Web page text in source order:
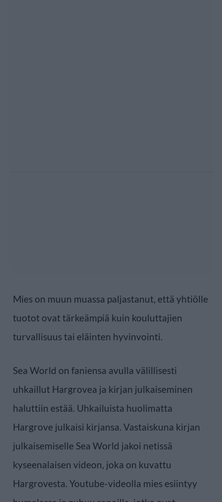
Mies on muun muassa paljastanut, että yhtiölle
tuotot ovat tärkeämpiä kuin kouluttajien
turvallisuus tai eläinten hyvinvointi.
Sea World on faniensa avulla välillisesti
uhkaillut Hargrovea ja kirjan julkaiseminen
haluttiin estää. Uhkailuista huolimatta
Hargrove julkaisi kirjansa. Vastaiskuna kirjan
julkaisemiselle Sea World jakoi netissä
kyseenalaisen videon, joka on kuvattu
Hargrovesta. Youtube-videolla mies esiintyy